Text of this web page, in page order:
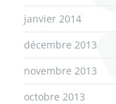
janvier 2014
décembre 2013
novembre 2013
octobre 2013